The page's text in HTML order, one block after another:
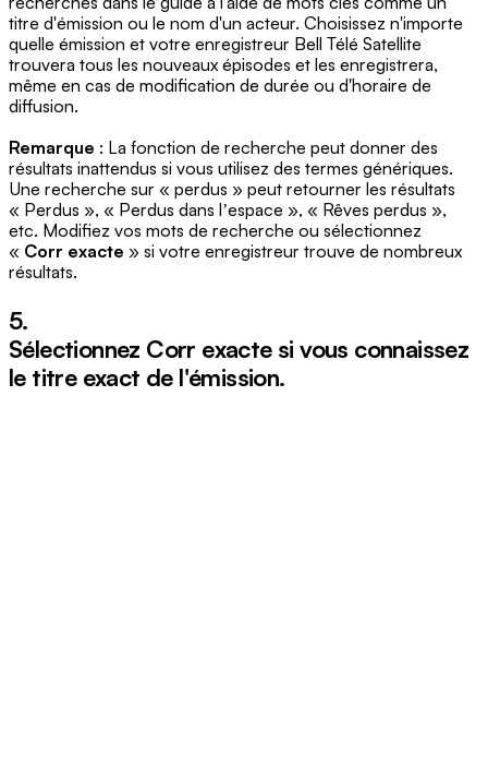
titre d'émission ou le nom d'un acteur. Choisissez n'importe
quelle émission et votre enregistreur Bell Télé Satellite
trouvera tous les nouveaux épisodes et les enregistrera,
même en cas de modification de durée ou d'horaire de
diffusion.
Remarque : La fonction de recherche peut donner des
résultats inattendus si vous utilisez des termes génériques.
Une recherche sur « perdus » peut retourner les résultats
« Perdus », « Perdus dans lʼespace », « Rêves perdus »,
etc. Modifiez vos mots de recherche ou sélectionnez
« Corr exacte » si votre enregistreur trouve de nombreux
résultats.
5.
Sélectionnez Corr exactesi vous connaissez
le titre exact de l'émission.